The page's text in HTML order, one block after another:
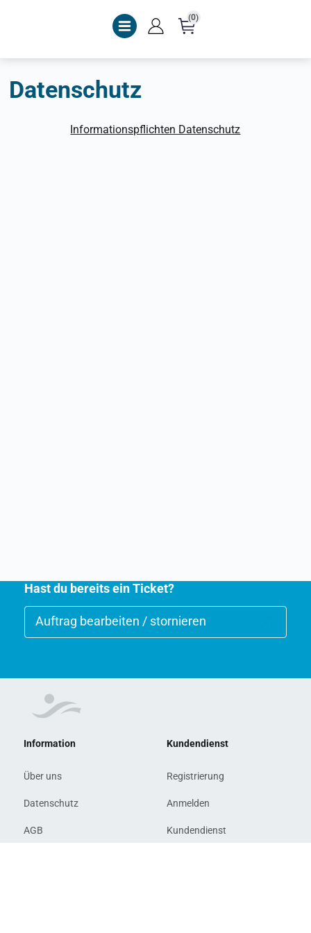
(0)
Datenschutz
Informationspflichten Datenschutz
Hast du bereits ein Ticket?
Auftrag bearbeiten / stornieren
Information
Über uns
Datenschutz
AGB
Kundendienst
Registrierung
Anmelden
Kundendienst